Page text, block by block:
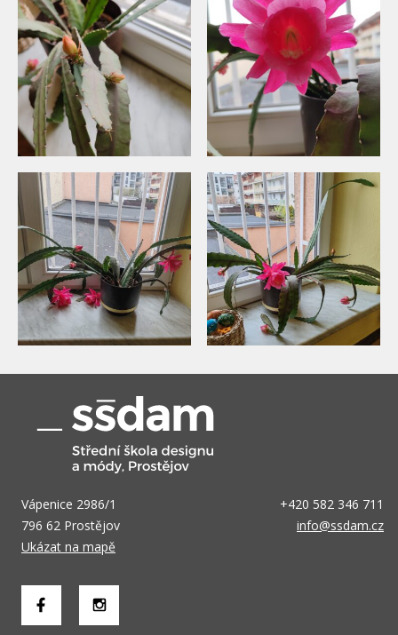
Vápenice 2986/1
796 62 Prostějov
Ukázat na mapě
+420 582 346 711
info@ssdam.cz